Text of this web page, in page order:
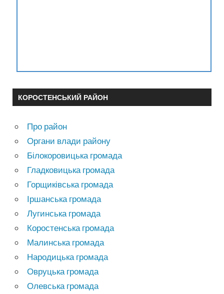
КОРОСТЕНСЬКИЙ РАЙОН
Про район
Органи влади району
Білокоровицька громада
Гладковицька громада
Горщиківська громада
Іршанська громада
Лугинська громада
Коростенська громада
Малинська громада
Народицька громада
Овруцька громада
Олевська громада